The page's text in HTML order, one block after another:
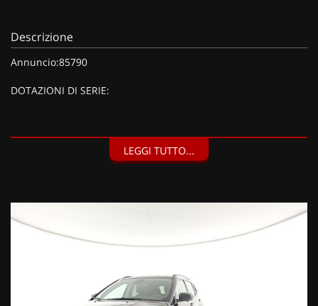
Descrizione
Annuncio:85790
DOTAZIONI DI SERIE:
Blind Spot Monitoring, Camera 360°, Courtesy Lamp esterna,
EUR), Kit Fix & Go (40 EUR), Vernice pastello Black (800 EUR),
LEGGI TUTTO...